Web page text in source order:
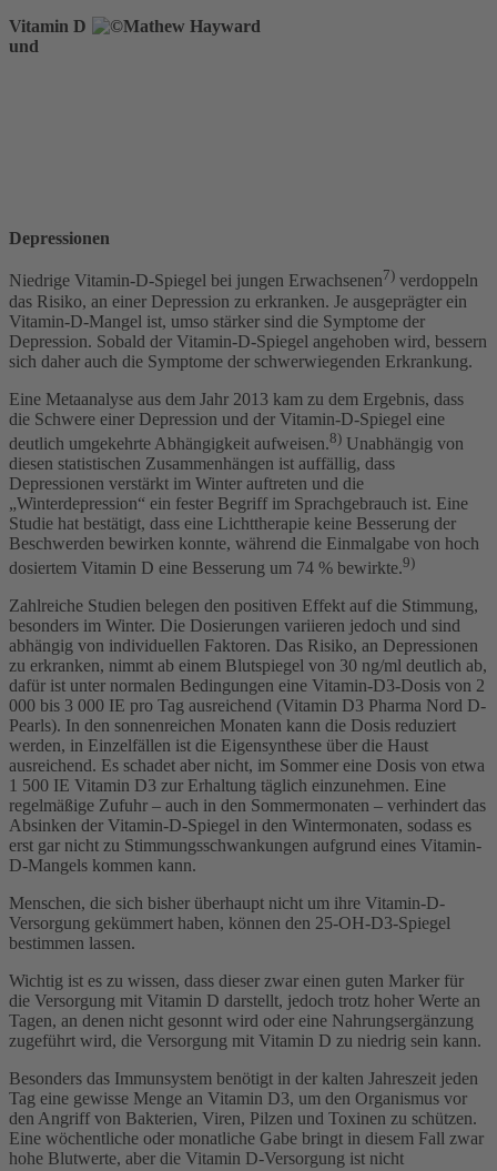
Vitamin D
und
Depressionen
Niedrige Vitamin-D-Spiegel bei jungen Erwachsenen7) verdoppeln
das Risiko, an einer Depression zu erkranken. Je ausgeprägter ein
Vitamin-D-Mangel ist, umso stärker sind die Symptome der
Depression. Sobald der Vitamin-D-Spiegel angehoben wird, bessern
sich daher auch die Symptome der schwerwiegenden Erkrankung.
Eine Metaanalyse aus dem Jahr 2013 kam zu dem Ergebnis, dass
die Schwere einer Depression und der Vitamin-D-Spiegel eine
deutlich umgekehrte Abhängigkeit aufweisen.8) Unabhängig von
diesen statistischen Zusammenhängen ist auffällig, dass
Depressionen verstärkt im Winter auftreten und die
„Winterdepression“ ein fester Begriff im Sprachgebrauch ist. Eine
Studie hat bestätigt, dass eine Lichttherapie keine Besserung der
Beschwerden bewirken konnte, während die Einmalgabe von hoch
dosiertem Vitamin D eine Besserung um 74 % bewirkte.9)
Zahlreiche Studien belegen den positiven Effekt auf die Stimmung,
besonders im Winter. Die Dosierungen variieren jedoch und sind
abhängig von individuellen Faktoren. Das Risiko, an Depressionen
zu erkranken, nimmt ab einem Blutspiegel von 30 ng/ml deutlich ab,
dafür ist unter normalen Bedingungen eine Vitamin-D3-Dosis von 2
000 bis 3 000 IE pro Tag ausreichend (Vitamin D3 Pharma Nord D-
Pearls). In den sonnenreichen Monaten kann die Dosis reduziert
werden, in Einzelfällen ist die Eigensynthese über die Haust
ausreichend. Es schadet aber nicht, im Sommer eine Dosis von etwa
1 500 IE Vitamin D3 zur Erhaltung täglich einzunehmen. Eine
regelmäßige Zufuhr – auch in den Sommermonaten – verhindert das
Absinken der Vitamin-D-Spiegel in den Wintermonaten, sodass es
erst gar nicht zu Stimmungsschwankungen aufgrund eines Vitamin-
D-Mangels kommen kann.
Menschen, die sich bisher überhaupt nicht um ihre Vitamin-D-
Versorgung gekümmert haben, können den 25-OH-D3-Spiegel
bestimmen lassen.
Wichtig ist es zu wissen, dass dieser zwar einen guten Marker für
die Versorgung mit Vitamin D darstellt, jedoch trotz hoher Werte an
Tagen, an denen nicht gesonnt wird oder eine Nahrungsergänzung
zugeführt wird, die Versorgung mit Vitamin D zu niedrig sein kann.
Besonders das Immunsystem benötigt in der kalten Jahreszeit jeden
Tag eine gewisse Menge an Vitamin D3, um den Organismus vor
den Angriff von Bakterien, Viren, Pilzen und Toxinen zu schützen.
Eine wöchentliche oder monatliche Gabe bringt in diesem Fall zwar
hohe Blutwerte, aber die Vitamin D-Versorgung ist nicht